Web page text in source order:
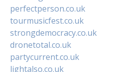
perfectperson.co.uk
tourmusicfest.co.uk
strongdemocracy.co.uk
dronetotal.co.uk
partycurrent.co.uk
lightalso.co.uk